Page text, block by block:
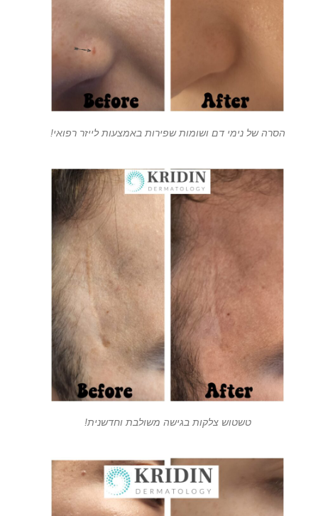
הסרה של נימי דם ושומות שפירות באמצעות לייזר רפואי!
טשטוש צלקות בגישה משולבת וחדשנית!